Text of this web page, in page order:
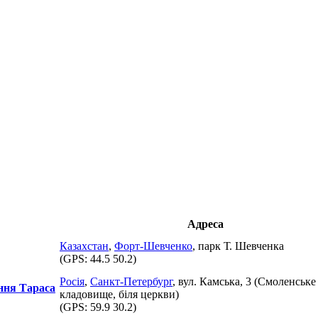
Адреса
Казахстан, Форт-Шевченко, парк Т. Шевченка
(GPS: 44.5 50.2)
Тараса
Росія, Санкт-Петербург, вул. Камська, 3 (Смоленське
кладовище, біля церкви)
(GPS: 59.9 30.2)